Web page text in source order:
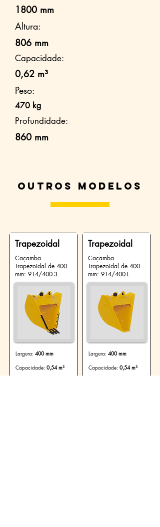
1800 mm
Altura:
806 mm
Capacidade:
0,62 m³
Peso:
470 kg
Profundidade:
860 mm
Outros modelos
Trapezoidal
Caçamba
Trapezoidal de 400
mm: 914/400-3
Largura: 400 mm
Capacidade: 0,54 m³
Trapezoidal
Caçamba
Trapezoidal de 400
mm: 914/400-L
Largura: 400 mm
Capacidade: 0,54 m³